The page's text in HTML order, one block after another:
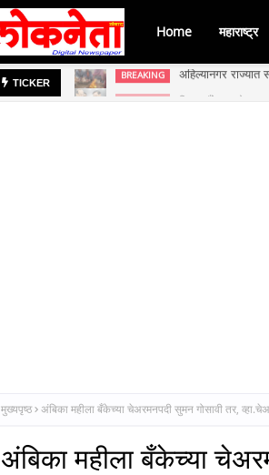
Home महाराष्ट्र
TICKER
BREAKING
BREAKING जिल्हा बँकेच्या
मुख्यपृष्ठ अंबिका महीला बँकेच्या चेअरमनपदी सुमन गोसावी तर,
अंबिका महीला बँकेच्या